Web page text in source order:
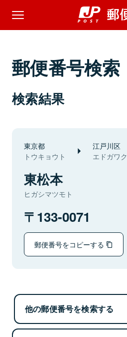
郵便番号検索
検索結果
東京都
トウキョウト
江戸川区
エドガワク
東松本
ヒガシマツモト
133-0071
郵便番号をコピーする
他の郵便番号を検索する